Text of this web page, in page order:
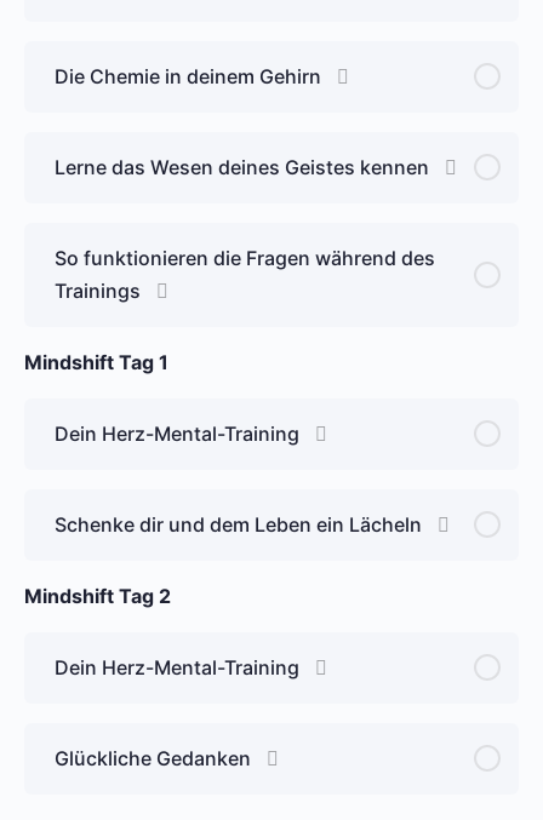
Die Chemie in deinem Gehirn
Lerne das Wesen deines Geistes kennen
So funktionieren die Fragen während des
Trainings
Mindshift Tag 1
Dein Herz-Mental-Training
Schenke dir und dem Leben ein Lächeln
Mindshift Tag 2
Dein Herz-Mental-Training
Glückliche Gedanken